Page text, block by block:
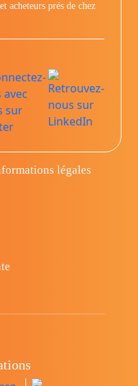
acheteurs prés de chez
légales